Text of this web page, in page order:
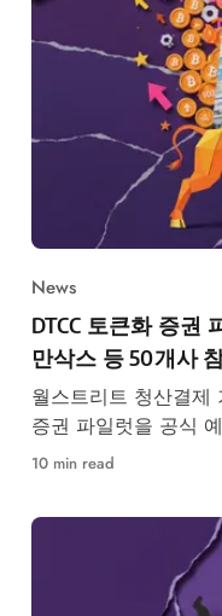
News
DTCC 토큰화 증권
만삭스 등 50개사
월스트리트 청산결제
증권 파일럿을 공식
등 50개사 참여, RWA
10 min read